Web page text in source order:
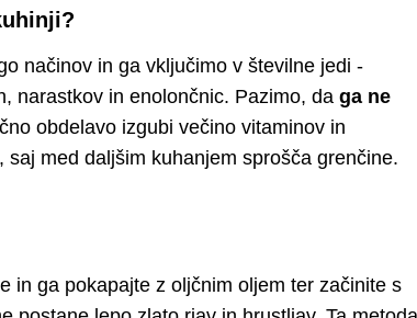
načinov in ga vključimo v številne jedi -
narastkov in enolončnic. Pazimo, da ga ne
obdelavo izgubi večino vitaminov in
med daljšim kuhanjem sprošča grenčine.
in ga pokapajte z oljčnim oljem ter začinite s